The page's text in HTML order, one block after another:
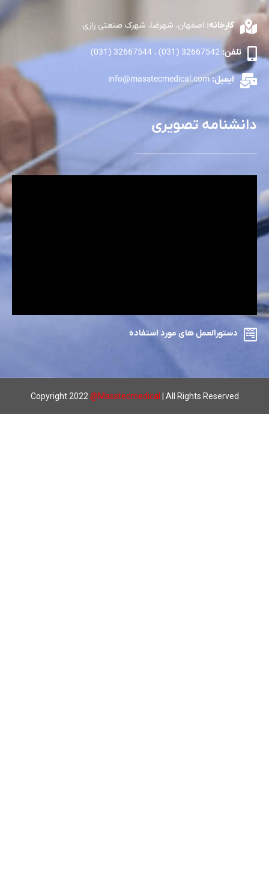
کارخانه: اصفهان، شهرضا، شهرک صنعتی رازی
تلفن:
ایمیل:info@masstecmedical.com
دانشنامه تصویری
دستورالعمل های مورد استفاده
Copyright 2022@Masstecmedical | All Rights Reserved